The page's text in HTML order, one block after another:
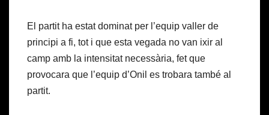
El partit ha estat dominat per l’equip valler de
principi a fi, tot i que esta vegada no van ixir al
camp amb la intensitat necessària, fet que
provocara que l’equip d’Onil es trobara també al
partit.